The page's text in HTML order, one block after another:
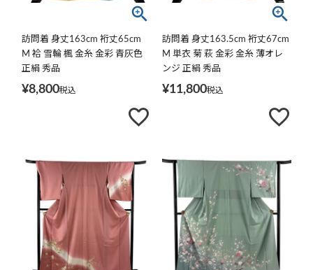
訪問着 身丈163cm 裄丈65cm
M 袷 雪輪 楓 金糸 金彩 青灰色
正絹 秀品
¥8,800税込
訪問着 身丈163.5cm 裄丈67cm
M 単衣 菊 萩 金彩 金糸 薄オレ
ンジ 正絹 秀品
¥11,800税込